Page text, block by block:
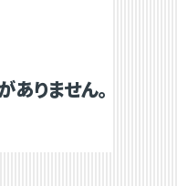
りません。